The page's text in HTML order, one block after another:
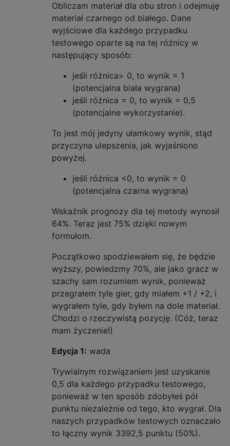
Obliczam materiał dla obu stron i odejmuję
materiał czarnego od białego. Dane
wyjściowe dla każdego przypadku
testowego oparte są na tej różnicy w
następujący sposób:
jeśli różnica> 0, to wynik = 1
(potencjalna biała wygrana)
jeśli różnica = 0, to wynik = 0,5
(potencjalne wykorzystanie).
To jest mój jedyny ułamkowy wynik, stąd
przyczyna ulepszenia, jak wyjaśniono
powyżej.
jeśli różnica <0, to wynik = 0
(potencjalna czarna wygrana)
Wskaźnik prognozy dla tej metody wynosił
64%. Teraz jest 75% dzięki nowym
formułom.
Początkowo spodziewałem się, że będzie
wyższy, powiedzmy 70%, ale jako gracz w
szachy sam rozumiem wynik, ponieważ
przegrałem tyle gier, gdy miałem +1 / +2, i
wygrałem tyle, gdy byłem na dole materiał.
Chodzi o rzeczywistą pozycję. (Cóż, teraz
mam życzenie!)
Edycja 1: wada
Trywialnym rozwiązaniem jest uzyskanie
0,5 dla każdego przypadku testowego,
ponieważ w ten sposób zdobyłeś pół
punktu niezależnie od tego, kto wygrał. Dla
naszych przypadków testowych oznaczało
to łączny wynik 3392,5 punktu (50%).